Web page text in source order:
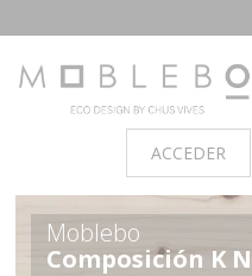
ACCEDER
Moblebo
Composición K